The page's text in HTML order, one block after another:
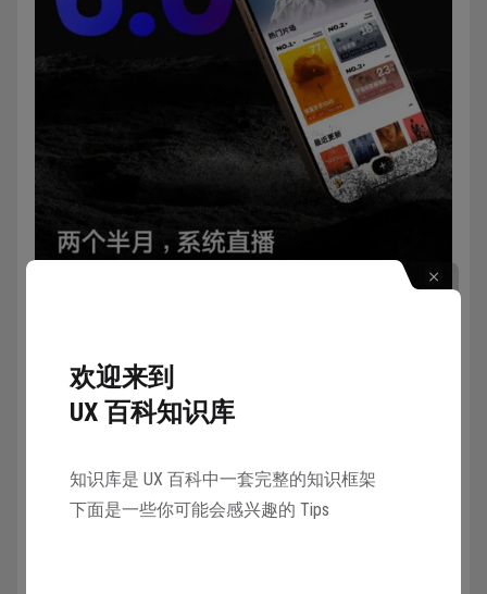
欢迎来到
UX 百科知识库
知识库是 UX 百科中一套完整的知识框架
下面是一些你可能会感兴趣的 Tips